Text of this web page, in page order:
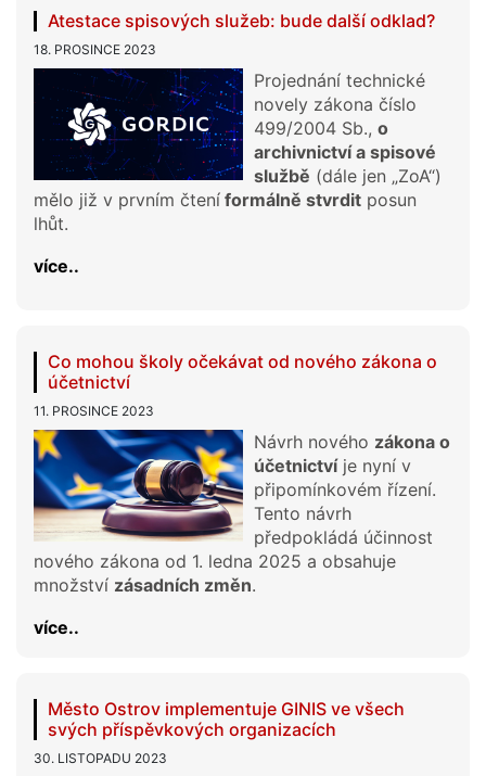
Atestace spisových služeb: bude další odklad?
18. PROSINCE 2023
Projednání technické
novely zákona číslo
499/2004 Sb., o
archivnictví a spisové
službě (dále jen „ZoA“)
mělo již v prvním čtení formálně stvrdit posun
lhůt.
více..
Co mohou školy očekávat od nového zákona o
účetnictví
11. PROSINCE 2023
Návrh nového zákona o
účetnictvíje nyní v
připomínkovém řízení.
Tento návrh
předpokládá účinnost
nového zákona od 1. ledna 2025 a obsahuje
množství zásadních změn.
více..
Město Ostrov implementuje GINIS ve všech
svých příspěvkových organizacích
30. LISTOPADU 2023